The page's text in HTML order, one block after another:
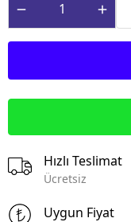
Hızlı Teslimat
Ücretsiz
Uygun Fiyat